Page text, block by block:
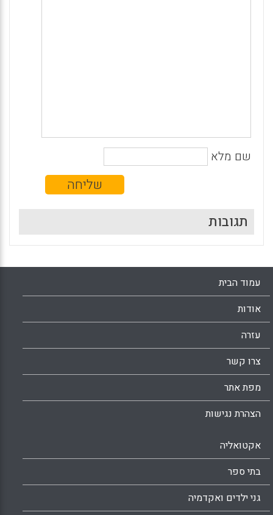
שם מלא
תגובות
עמוד הבית
אודות
עזרה
צרו קשר
מפת אתר
הצהרת נגישות
אקטואליה
בתי ספר
גני ילדים ואקדמיה